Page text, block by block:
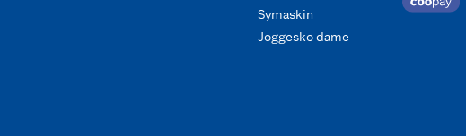
Symaskin
Joggesko dame